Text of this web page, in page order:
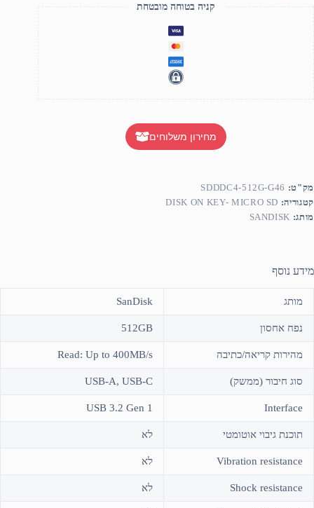
קניה בטוחה מובטחת
מחירון משלוחים
מק"ט: SDDDC4-512G-G46
קטגוריה: DISK ON KEY- MICRO SD
מותג: SANDISK
מידע נוסף
מותג SanDisk
נפח אחסון 512GB
מהירות קריאה/כתיבה Read: Up to 400MB/s
סוג חיבור (ממשק) USB-A, USB-C
Interface
USB 3.2 Gen 1
תוכנת גיבוי אוטומטי לא
Vibration resistance לא
Shock resistance לא